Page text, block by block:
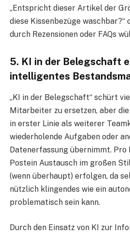
„Entspricht dieser Artikel der
diese Kissenbezüge waschbar?“
durch Rezensionen oder FAQs
5. KI in der Belegschaft
intelligentes
„KI in der Belegschaft“ schürt
Mitarbeiter zu ersetzen, aber
in erster Linie als weiterer
wiederholende Aufgaben oder
Datenerfassung übernimmt. Pro
Postein Austausch im großen
(wenn überhaupt) erfolgen, da
nützlich klingendes wie ein
problematisch sein kann.
Durch den Einsatz von KI zur